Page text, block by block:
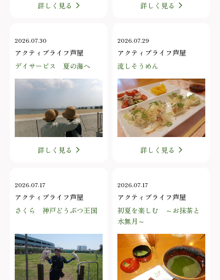
詳しく見る 詳しく見る
2026.07.30
アクティブライフ芦屋
デイサービス 夏の海へ
詳しく見る
2026.07.29
アクティブライフ芦屋
流しそうめん
詳しく見る
2026.07.17
アクティブライフ芦屋
さくら 神戸どうぶつ王国
2026.07.17
アクティブライフ芦屋
初夏を楽しむ ～お抹茶と
水無月～